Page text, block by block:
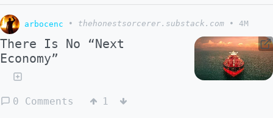
arbocenc • thehonestsorcerer.substack.com • 4M
There Is No “Next
Economy”
0 Comments 1